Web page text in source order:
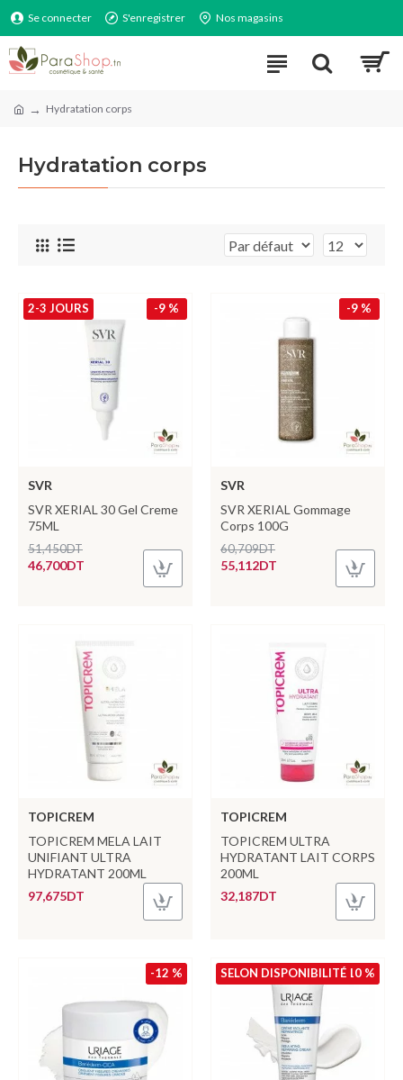
Se connecter S'enregistrer Nos magasins
Hydratation corps
Hydratation corps
-9 %
2-3 JOURS
SVR
SVR XERIAL 30 Gel Creme
75ML
46,700DT
51,450DT
-9 %
SVR
SVR XERIAL Gommage
Corps 100G
55,112DT
60,709DT
TOPICREM
TOPICREM MELA LAIT
UNIFIANT ULTRA
HYDRATANT 200ML
97,675DT
TOPICREM
TOPICREM ULTRA
HYDRATANT LAIT CORPS
200ML
32,187DT
-12 % -10 %
SELON DISPONIBILITÉ